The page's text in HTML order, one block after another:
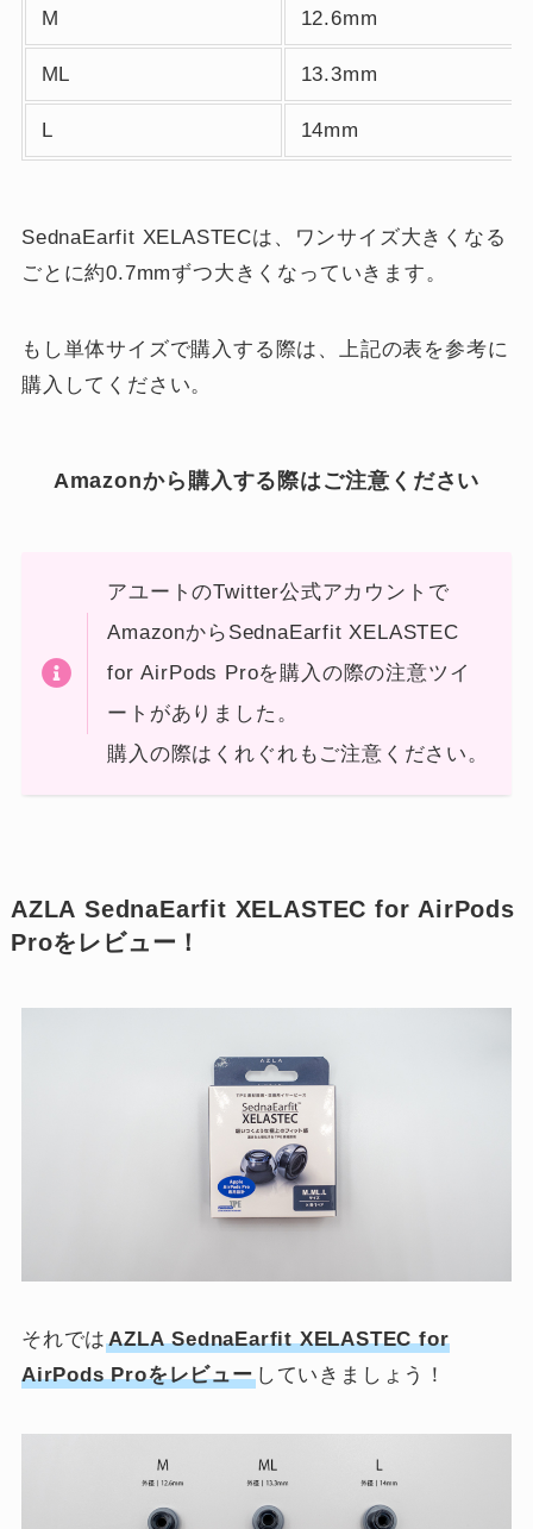
M 12.6mm
ML 13.3mm
L 14mm
SednaEarfit XELASTECは、ワンサイズ大きくなる
ごとに約0.7mmずつ大きくなっていきます。
もし単体サイズで購入する際は、上記の表を参考に
購入してください。
Amazonから購入する際はご注意ください
アユートのTwitter公式アカウントで
AmazonからSednaEarfit XELASTEC
for AirPods Proを購入の際の注意ツイ
ートがありました。
購入の際はくれぐれもご注意ください。
AZLA SednaEarfit XELASTEC for AirPods
Proをレビュー！
それではAZLA SednaEarfit XELASTEC for
AirPods Proをレビューしていきましょう！